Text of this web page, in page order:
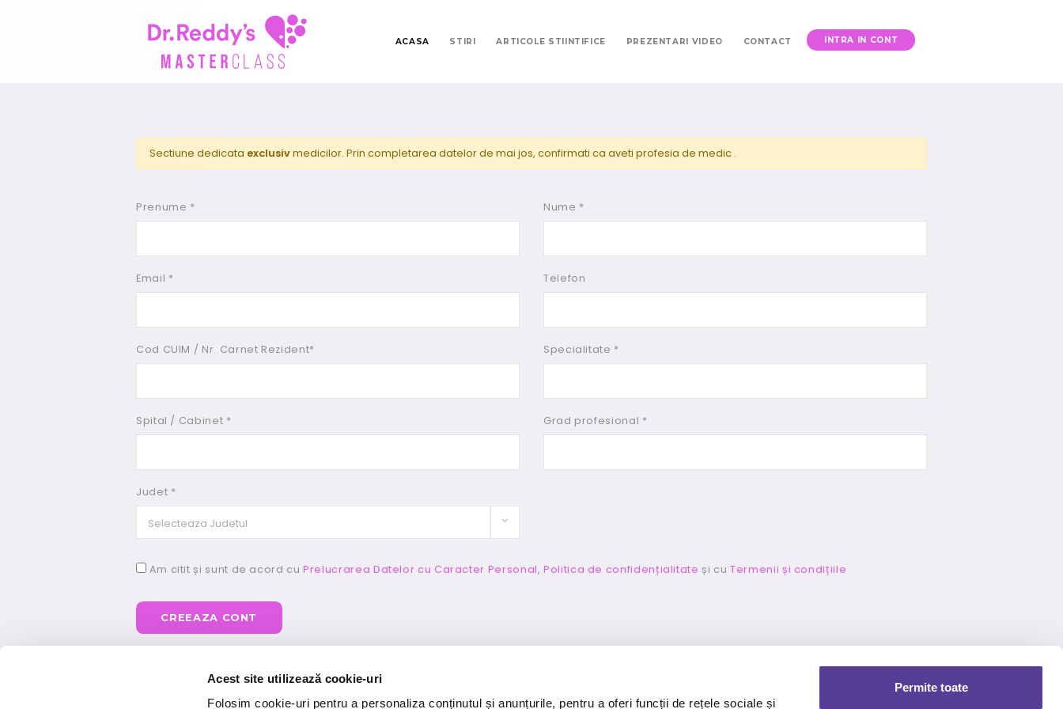
Acest site utilizează cookie-uri
Folosim cookie-uri pentru a personaliza conținutul și anunțurile, pentru a oferi funcții de rețele sociale și
Permite toate
ACASA STIRI ARTICOLE STIINTIFICE PREZENTARI VIDEO CONTACT INTRA IN CONT
Sectiune dedicata exclusivmedicilor. Prin completarea datelor de mai jos, confirmati ca aveti profesia de medic .
Prenume * Nume *
Email * Telefon
Cod CUIM / Nr. Carnet Rezident* Specialitate *
Spital / Cabinet * Grad profesional *
Judet *
Am citit și sunt de acord cuPrelucrarea Datelor cu Caracter Personal,Politica de confidențialitate și cuTermenii și condițiile